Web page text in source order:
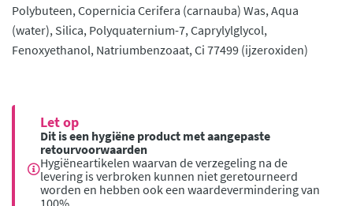
Polybuteen, Copernicia Cerifera (carnauba) Was, Aqua
(water), Silica, Polyquaternium-7, Caprylylglycol,
Fenoxyethanol, Natriumbenzoaat, Ci 77499 (ijzeroxiden)
Let op
Dit is een hygiëne product met aangepaste
retourvoorwaarden
Hygiëneartikelen waarvan de verzegeling na de
levering is verbroken kunnen niet geretourneerd
worden en hebben ook een waardevermindering van
100%.